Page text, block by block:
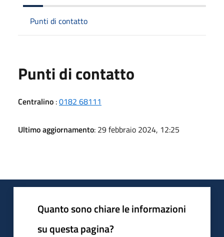
Punti di contatto
Punti di contatto
Centralino :0182 68111
Ultimo aggiornamento: 29 febbraio 2024, 12:25
Quanto sono chiare le informazioni
su questa pagina?